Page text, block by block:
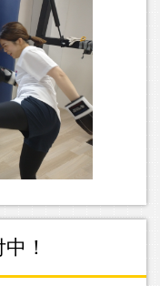
、女の子に限ってで
たします。以前から
状況に関してはお問
、嬉しいことに今の
ないというのが実情
ではありますが、ご
ます！ 6月は
そう、6月12日をも
で今年は6月～7月の
！